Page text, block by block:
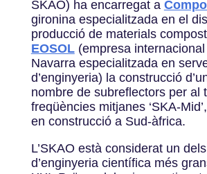
SKAO) ha encarregat a
gironina especialitzada en el
producció de materials
EOSOL(empresa
Navarra especialitzada en
d’enginyeria) la construcció
nombre de subreflectors per al
freqüències mitjanes ‘SKA-
en construcció a Sud-àfrica.
L’SKAO està considerat un
d’enginyeria científica més